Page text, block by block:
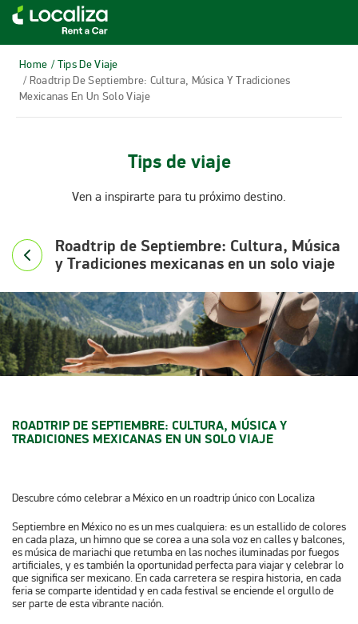
RENTA DE AUTOS LOCALIZA
Home / Tips De Viaje
/ Roadtrip De Septiembre: Cultura, Música Y Tradiciones
Mexicanas En Un Solo Viaje
Tips de viaje
Ven a inspirarte para tu próximo destino.
Roadtrip de Septiembre: Cultura, Música
y Tradiciones mexicanas en un solo viaje
ROADTRIP DE SEPTIEMBRE: CULTURA, MÚSICA Y
TRADICIONES MEXICANAS EN UN SOLO VIAJE
Descubre cómo celebrar a México en un roadtrip único con Localiza
Septiembre en México no es un mes cualquiera: es un estallido de colores
en cada plaza, un himno que se corea a una sola voz en calles y balcones,
es música de mariachi que retumba en las noches iluminadas por fuegos
artificiales, y es también la oportunidad perfecta para viajar y celebrar lo
que significa ser mexicano. En cada carretera se respira historia, en cada
feria se comparte identidad y en cada festival se enciende el orgullo de
ser parte de esta vibrante nación.